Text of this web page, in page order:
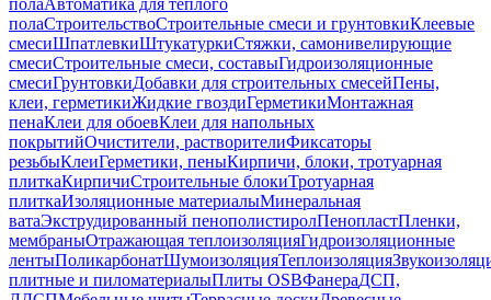
полаАвтоматика для теплого
полаСтроительствоСтроительные смеси и грунтовкиКлеевые
смесиШпатлевкиШтукатуркиСтяжки, самонивелирующие
смесиСтроительные смеси, составыГидроизоляционные
смесиГрунтовкиДобавки для строительных смесейПены,
клеи, герметикиЖидкие гвоздиГерметикиМонтажная
пенаКлеи для обоевКлеи для напольных
покрытийОчистители, растворителиФиксаторы
резьбыКлеиГерметики, пеныКирпичи, блоки, тротуарная
плиткаКирпичиСтроительные блокиТротуарная
плиткаИзоляционные материалыМинеральная
ватаЭкструдированный пенополистиролПенопластПленки,
мембраныОтражающая теплоизоляцияГидроизоляционные
лентыПоликарбонатШумоизоляцияТеплоизоляция
плитные и пиломатериалыПлиты OSBФанераДСП,